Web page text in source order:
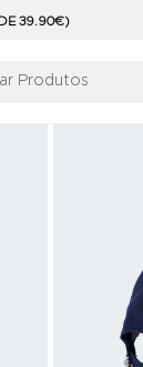
39.90€)